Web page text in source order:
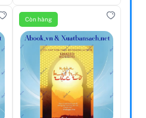
Còn hàng